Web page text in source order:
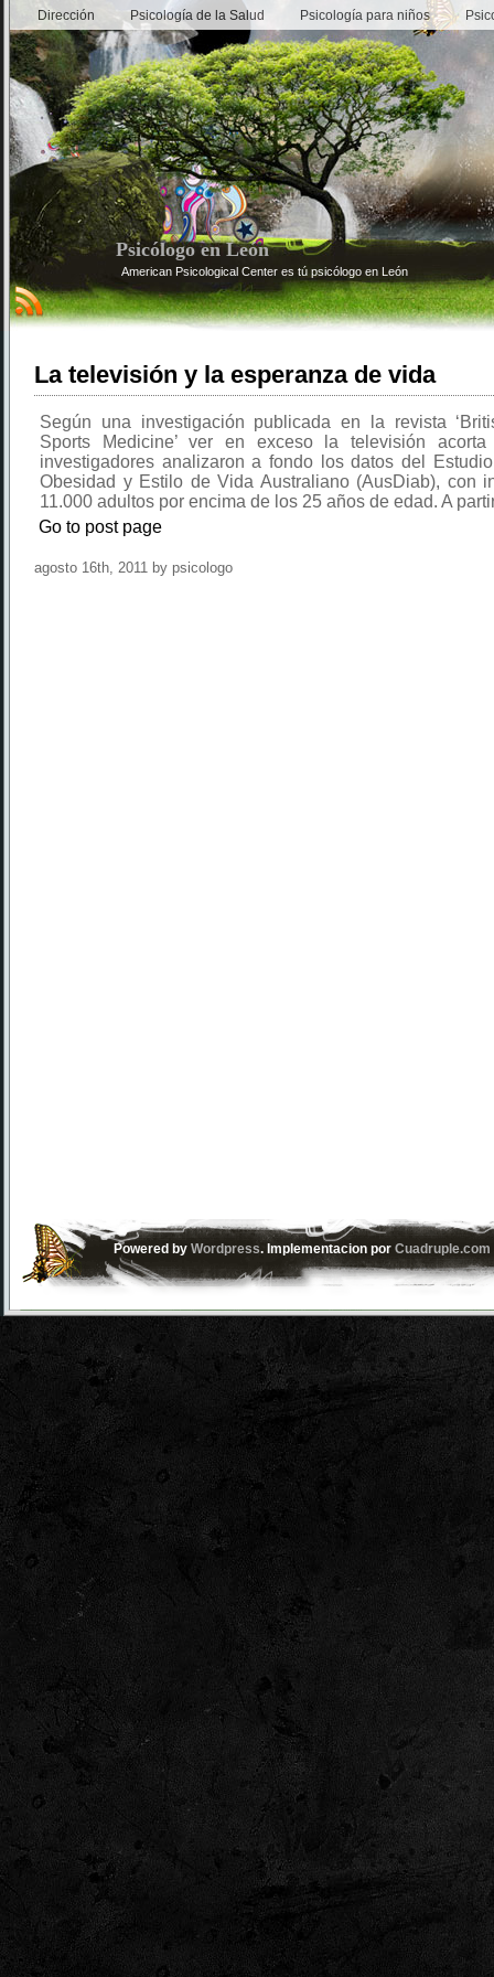
Dirección Psicología de la Salud Psicología para niños
Psicólogo en León
American Psicological Center es tú psicólogo en León
La televisión y la esperanza de vida
Según una investigación publicada en la revista
Sports Medicine’ ver en exceso la televisión
investigadores analizaron a fondo los datos del
Obesidad y Estilo de Vida Australiano (AusDiab), con
11.000 adultos por encima de los 25 años de edad. A
Go to post page
agosto 16th, 2011 by psicologo
Powered byWordpress. Implementacion porCuadruple.com